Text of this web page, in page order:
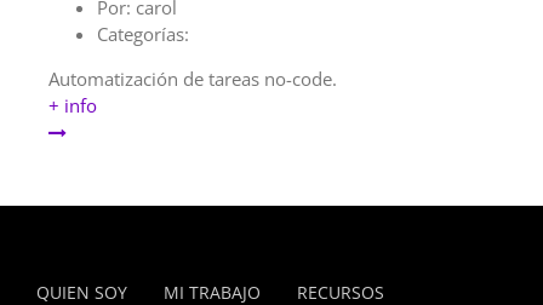
Por: carol
Categorías:
Automatización de tareas no-code.
+ info
QUIEN SOY MI TRABAJO
RECURSOS